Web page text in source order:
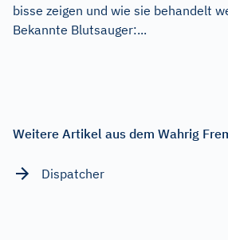
bisse zeigen und wie sie behandelt
Bekannte Blutsauger:...
Weitere Artikel aus dem Wahrig
Dispatcher